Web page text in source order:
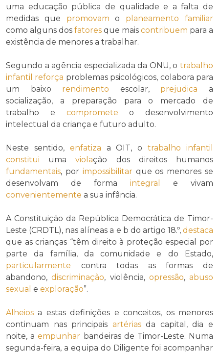
uma educação pública de qualidade e a falta de
medidas que promovam o planeamento familiar
como alguns dos fatores que mais contribuem para a
existência de menores a trabalhar.
Segundo a agência especializada da ONU, o trabalho
infantil reforça problemas psicológicos, colabora para
um baixo rendimento escolar, prejudica a
socialização, a preparação para o mercado de
trabalho e compromete o desenvolvimento
intelectual da criança e futuro adulto.
Neste sentido, enfatiza a OIT, otrabalho infantil
constitui umaviolação dos direitos humanos
fundamentais, por impossibilitarque os menores se
desenvolvam de forma integral
e vivam
convenientemente a sua infância.
A Constituição da República Democrática de Timor-
Leste (CRDTL), nas alíneas a e b do artigo 18.º, destaca
que as crianças “têm direito à proteção especial por
parte da família, da comunidade e do Estado,
particularmente contra todas as formas de
abandono,discriminação, violência, opressão, abuso
sexual e exploração”.
Alheios a estas definições e conceitos, os menores
continuam nas principais artériasda capital, dia e
noite, aempunhar bandeiras de Timor-Leste. Numa
segunda-feira, a equipa do Diligente foi acompanhar